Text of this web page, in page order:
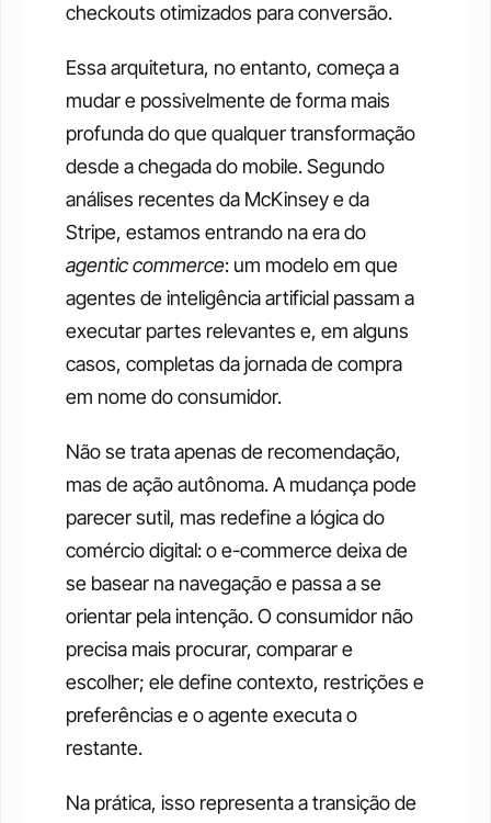
checkouts otimizados para conversão.
Essa arquitetura, no entanto, começa a
mudar e possivelmente de forma mais
profunda do que qualquer transformação
desde a chegada do mobile. Segundo
análises recentes da McKinsey e da
agentic commerce: um modelo em que
agentes de inteligência artificial passam a
executar partes relevantes e, em alguns
casos, completas da jornada de compra
em nome do consumidor.
Não se trata apenas de recomendação,
mas de ação autônoma. A mudança pode
parecer sutil, mas redefine a lógica do
comércio digital: o e-commerce deixa de
se basear na navegação e passa a se
orientar pela intenção. O consumidor não
precisa mais procurar, comparar e
escolher; ele define contexto, restrições e
preferências e o agente executa o
restante.
Na prática, isso representa a transição de